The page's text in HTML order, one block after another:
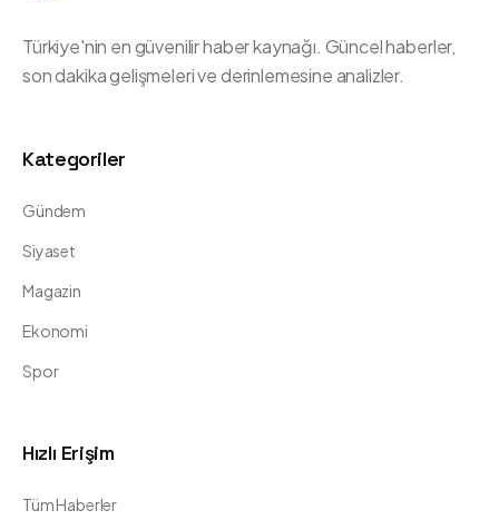
Türkiye'nin en güvenilir haber kaynağı. Güncel haberler,
son dakika gelişmeleri ve derinlemesine analizler.
Kategoriler
Gündem
Siyaset
Magazin
Ekonomi
Spor
Hızlı Erişim
Tüm Haberler